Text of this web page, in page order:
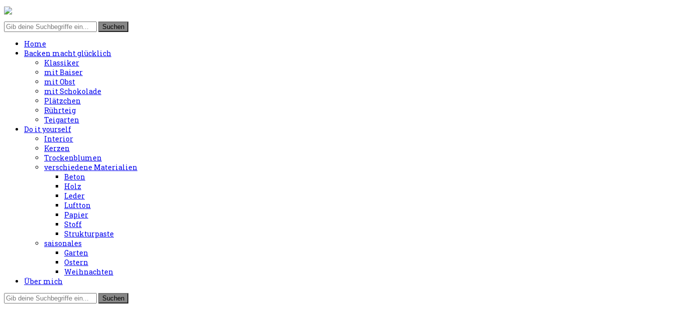
Home
Backen macht glücklich
Klassiker
mit Baiser
mit Obst
mit Schokolade
Plätzchen
Rührteig
Teigarten
Do it yourself
Interior
Kerzen
Trockenblumen
verschiedene Materialien
Beton
Holz
Leder
Luftton
Papier
Stoff
Strukturpaste
saisonales
Garten
Ostern
Weihnachten
Über mich